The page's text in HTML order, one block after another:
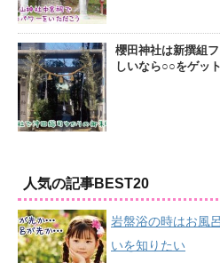
櫻田神社は新撰組
しいなら○○をゲッ
人気の記事BEST20
岩盤浴の時はお風
いを知りたい